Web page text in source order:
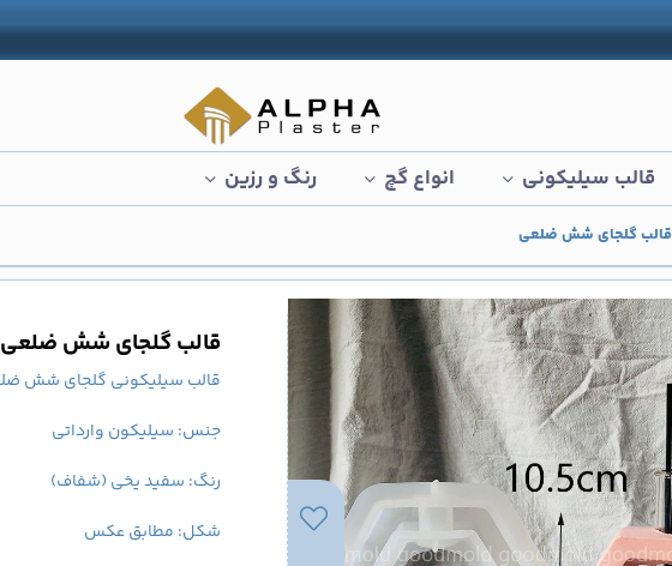
قالب سیلیکونی انواع گچ رنگ و رزین
قالب گلجای شش ضلعی
قالب گلجای شش ضلعی
قالب سیلیکونی گلجای شش
جنس: سیلیکون وارداتی
رنگ: سفید یخی (شفاف)
شکل: مطابق عکس